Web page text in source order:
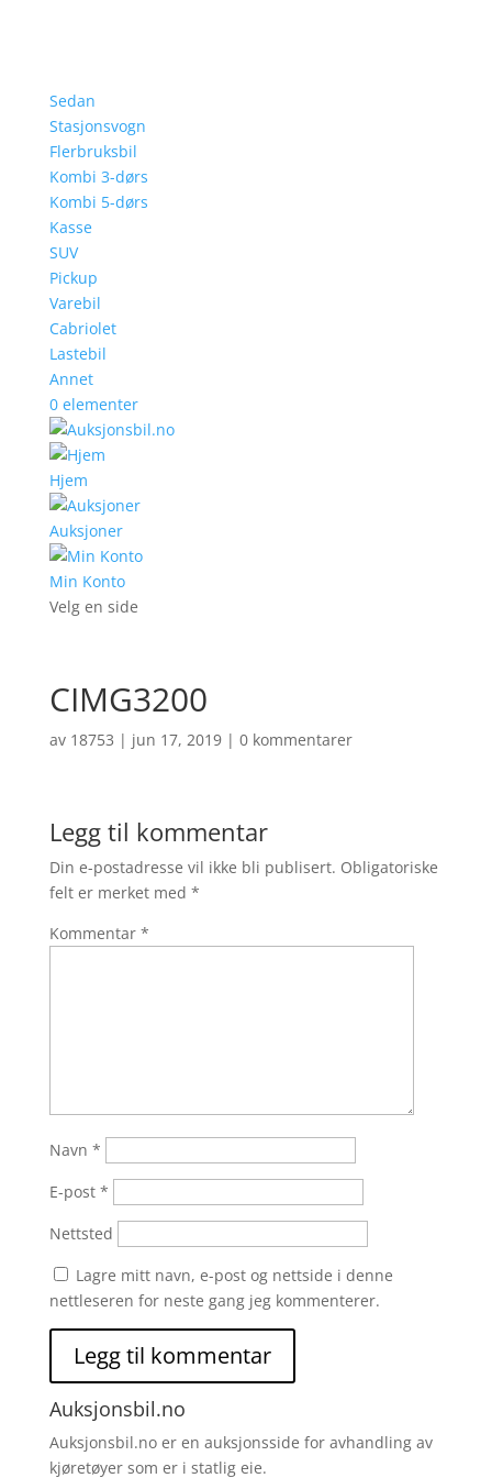
Sedan
Stasjonsvogn
Flerbruksbil
Kombi 3-dørs
Kombi 5-dørs
Kasse
SUV
Pickup
Varebil
Cabriolet
Lastebil
Annet
0 elementer
Hjem
Auksjoner
Min Konto
Velg en side
CIMG3200
av 18753 | jun 17, 2019| 0 kommentarer
Legg til kommentar
Din e-postadresse vil ikke bli publisert. Obligatoriske
felt er merket med *
Kommentar *
Navn *
E-post *
Nettsted
Lagre mitt navn, e-post og nettside i denne
nettleseren for neste gang jeg kommenterer.
Auksjonsbil.no
Auksjonsbil.no er en auksjonsside for avhandling av
kjøretøyer som er i statlig eie.